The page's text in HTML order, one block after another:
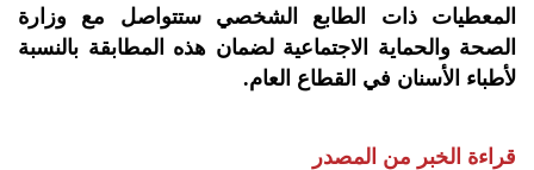
المعطيات ذات الطابع الشخصي ستتواصل مع وزارة
الصحة والحماية الاجتماعية لضمان هذه المطابقة بالنسبة
لأطباء الأسنان في القطاع العام.
قراءة الخبر من المصدر